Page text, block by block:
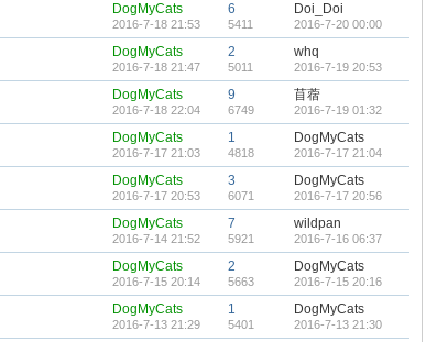
DogMyCats
2016-7-18 21:53
6
5411
Doi_Doi
2016-7-20 00:00
DogMyCats
2016-7-18 21:47
2
5011
whq
2016-7-19 20:53
DogMyCats
2016-7-18 22:04
9
6749
苜蓿
2016-7-19 01:32
DogMyCats
2016-7-17 21:03
1
4818
DogMyCats
2016-7-17 21:04
DogMyCats
2016-7-17 20:53
3
6071
DogMyCats
2016-7-17 20:56
DogMyCats
2016-7-14 21:52
7
5921
wildpan
2016-7-16 06:37
DogMyCats
2016-7-15 20:14
2
5663
DogMyCats
2016-7-15 20:16
DogMyCats
2016-7-13 21:29
1
5401
DogMyCats
2016-7-13 21:30